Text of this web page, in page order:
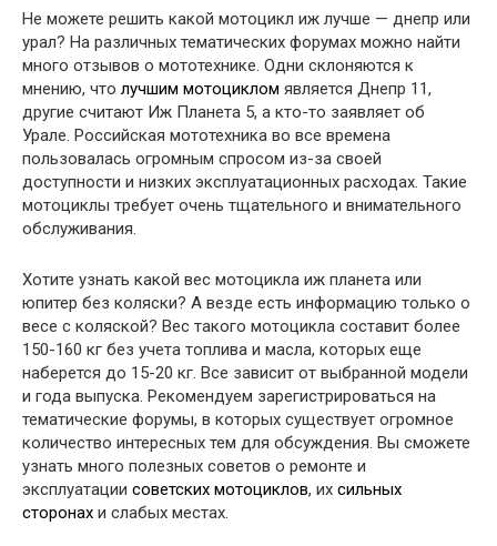
Не можете решить какой мотоцикл иж лучше — днепр или
урал? На различных тематических форумах можно найти
много отзывов о мототехнике. Одни склоняются к
мнению, что лучшим мотоциклом является Днепр 11,
другие считают Иж Планета 5, а кто-то заявляет об
Урале. Российская мототехника во все времена
пользовалась огромным спросом из-за своей
доступности и низких эксплуатационных расходах. Такие
мотоциклы требует очень тщательного и внимательного
обслуживания.
Хотите узнать какой вес мотоцикла иж планета или
юпитер без коляски? А везде есть информацию только о
весе с коляской? Вес такого мотоцикла составит более
150-160 кг без учета топлива и масла, которых еще
наберется до 15-20 кг. Все зависит от выбранной модели
и года выпуска. Рекомендуем зарегистрироваться на
тематические форумы, в которых существует огромное
количество интересных тем для обсуждения. Вы сможете
узнать много полезных советов о ремонте и
эксплуатации советских мотоциклов, их сильных
сторонах и слабых местах.